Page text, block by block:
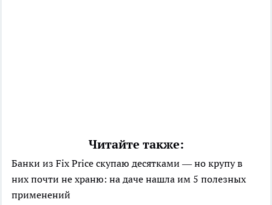
Читайте также:
Банки из Fix Price скупаю десятками — но крупу в
них почти не храню: на даче нашла им 5 полезных
применений